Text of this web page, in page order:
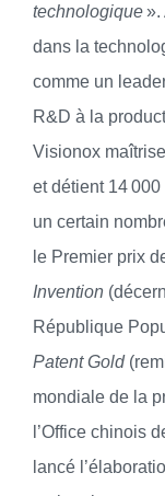
technologique».
dans la
comme un
R&D à la
Visionox
et détient 14
un certain
le Premier prix
Invention
République
Patent Gold
mondiale de la
l’Office chinois
lancé